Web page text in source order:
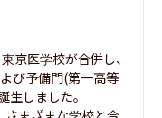
京医学校が合併し、
び予備門(第一高等
しました。